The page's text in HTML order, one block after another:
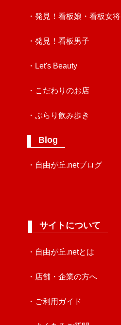
・発見！看板娘・看板女将
・発見！看板男子
・Let's Beauty
・こだわりのお店
・ぶらり飲み歩き
Blog
・自由が丘.netブログ
サイトについて
・自由が丘.netとは
・店舗・企業の方へ
・ご利用ガイド